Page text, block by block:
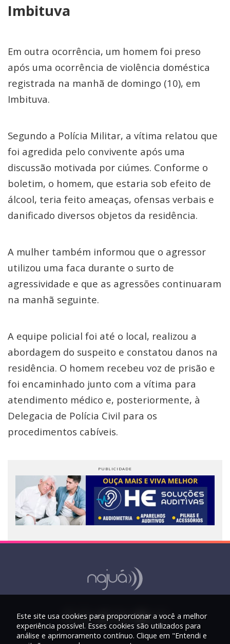
Imbituva
Em outra ocorrência, um homem foi preso
após uma ocorrência de violência doméstica
registrada na manhã de domingo (10), em
Imbituva.
Segundo a Polícia Militar, a vítima relatou que
foi agredida pelo convivente após uma
discussão motivada por ciúmes. Conforme o
boletim, o homem, que estaria sob efeito de
álcool, teria feito ameaças, ofensas verbais e
danificado diversos objetos da residência.
A mulher também informou que o agressor
utilizou uma faca durante o surto de
agressividade e que as agressões continuaram
na manhã seguinte.
A equipe policial foi até o local, realizou a
abordagem do suspeito e constatou danos na
residência. O homem recebeu voz de prisão e
foi encaminhado junto com a vítima para
atendimento médico e, posteriormente, à
Delegacia de Polícia Civil para os
procedimentos cabíveis.
Este site usa cookies para proporcionar a você a melhor
experiência possível. Esses cookies são utilizados para
análise e aprimoramento contínuo. Clique em "Entendi e